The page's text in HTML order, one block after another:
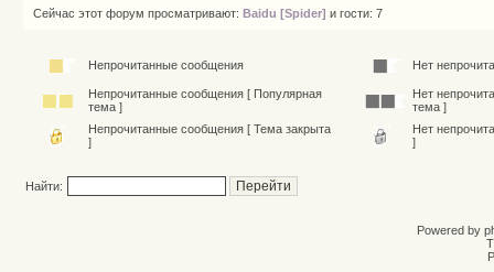
Сейчас этот форум просматривают: Baidu [Spider] и гости: 7
Непрочитанные сообщения Нет
Непрочитанные сообщения [ Популярная
тема ]
Нет
тема ]
Непрочитанные сообщения [ Тема закрыта
]
Нет
]
Найти:
Powered by